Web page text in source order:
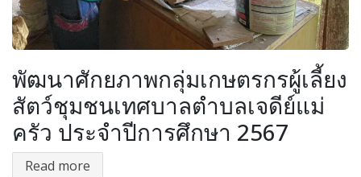
พัฒนาศักยภาพกลุ่มเกษตรกรผู้เลี้ยง
สัตว์ชุมชนเทศบาลตำบลเจดีย์แม่
ครัว ประจำปีการศึกษา 2567
Read more